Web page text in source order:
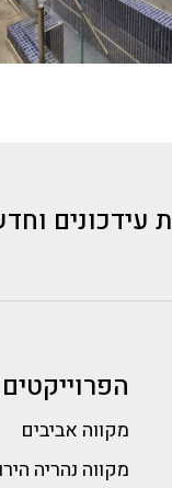
עידכונים
הפרוייקטים
מקווה אביבים
מקווה נהריה